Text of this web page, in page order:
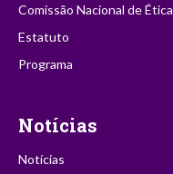
Comissão Nacional de Ética
Estatuto
Programa
Notícias
Notícias